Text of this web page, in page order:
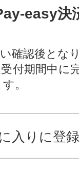
easy決
確認後とな
付期間中に
。
入りに登録